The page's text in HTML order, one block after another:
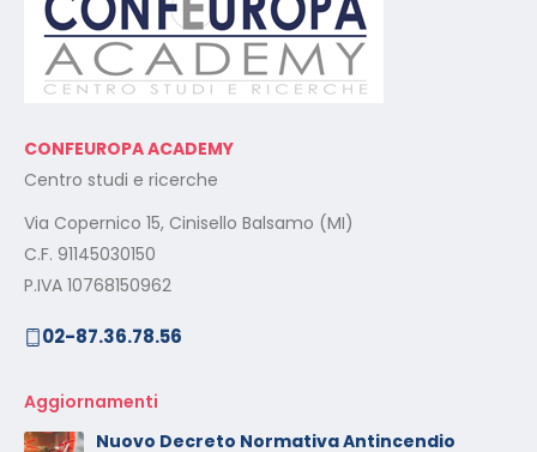
CONFEUROPA ACADEMY
Centro studi e ricerche
Via Copernico 15, Cinisello Balsamo (MI)
C.F. 91145030150
P.IVA 10768150962
02-87.36.78.56
Aggiornamenti
Nuovo Decreto Normativa Antincendio